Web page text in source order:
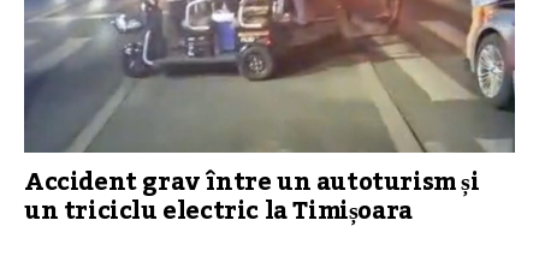
Accident grav între un autoturism și
un triciclu electric la Timișoara